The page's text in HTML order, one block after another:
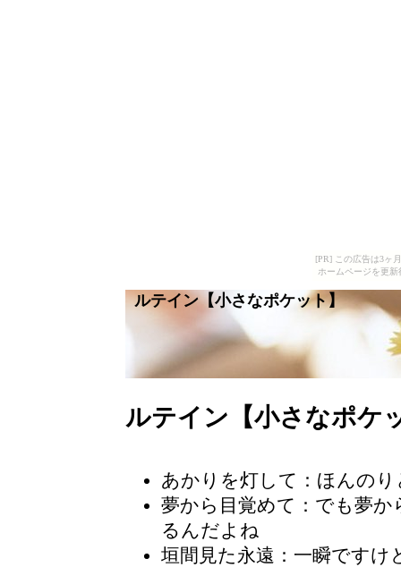
[PR] この広告は3ヶ
ホームページを更
ルテイン【小さなポケット】
ルテイン【小さなポケ
あかりを灯して：ほんの
夢から目覚めて：でも夢
るんだよね
垣間見た永遠：一瞬ですけ